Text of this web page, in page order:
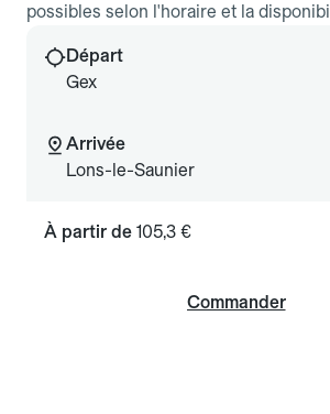
possibles selon l'horaire et la
Départ
Gex
Arrivée
Lons-le-Saunier
À partir de 105,3 €
Commander